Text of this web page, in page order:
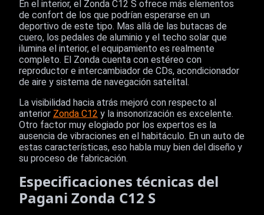
En el interior, el Zonda C12 S ofrece más elementos
de confort de los que podrían esperarse en un
deportivo de este tipo. Mas allá de las butacas de
cuero, los pedales de aluminio y el techo solar que
ilumina el interior, el equipamiento es realmente
completo. El Zonda cuenta con estéreo con
reproductor e intercambiador de CDs, acondicionador
de aire y sistema de navegación satelital.
La visibilidad hacia atrás mejoró con respecto al
anterior Zonda C12 y la insonorización es excelente.
Otro factor muy elogiado por los expertos es la
ausencia de vibraciones en el habitáculo. En un auto de
estas características, eso habla muy bien del diseño y
su proceso de fabricación.
Especificaciones técnicas del
Pagani Zonda C12 S